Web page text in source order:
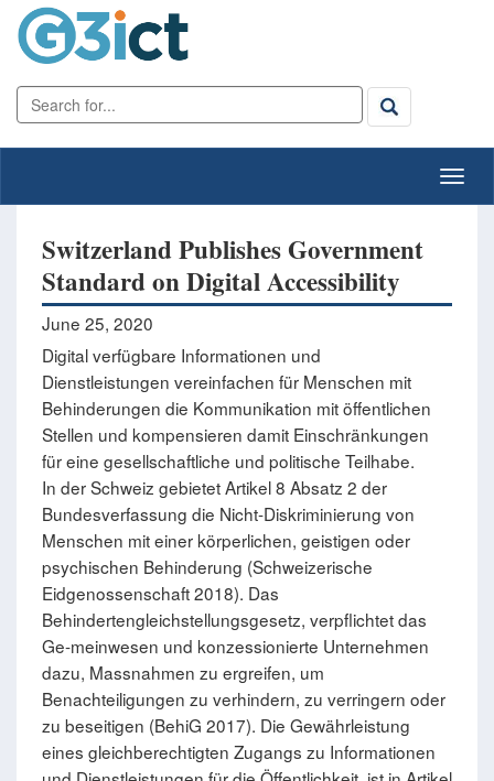
Switzerland Publishes Government
Standard on Digital Accessibility
June 25, 2020
Digital verfügbare Informationen und
Dienstleistungen vereinfachen für Menschen mit
Behinderungen die Kommunikation mit öffentlichen
Stellen und kompensieren damit Einschränkungen
für eine gesellschaftliche und politische Teilhabe.
In der Schweiz gebietet Artikel 8 Absatz 2 der
Bundesverfassung die Nicht-Diskriminierung von
Menschen mit einer körperlichen, geistigen oder
psychischen Behinderung (Schweizerische
Eidgenossenschaft 2018). Das
Behindertengleichstellungsgesetz, verpflichtet das
Ge-meinwesen und konzessionierte Unternehmen
dazu, Massnahmen zu ergreifen, um
Benachteiligungen zu verhindern, zu verringern oder
zu beseitigen (BehiG 2017). Die Gewährleistung
eines gleichberechtigten Zugangs zu Informationen